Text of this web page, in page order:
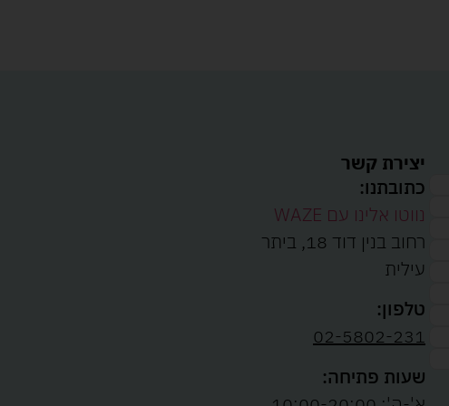
יצירת קשר
כתובתנו:
נווטו אלינו עם WAZE
רחוב בנין דוד 18, ביתר
עילית
טלפון:
02-5802-231
שעות פתיחה: